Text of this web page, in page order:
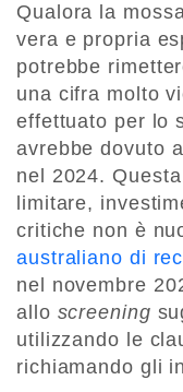
Qualora la
vera e propria
potrebbe
una cifra molto
effettuato per lo
avrebbe dovuto
nel 2024.
limitare,
critiche non è
australiano di
nel novembre
allo screening
utilizzando le
richiamando gli